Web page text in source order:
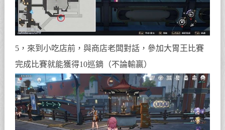
5，來到小吃店前，與商店老闆對話，參加大胃王比賽
完成比賽就能獲得10巡鏑（不論輸贏）